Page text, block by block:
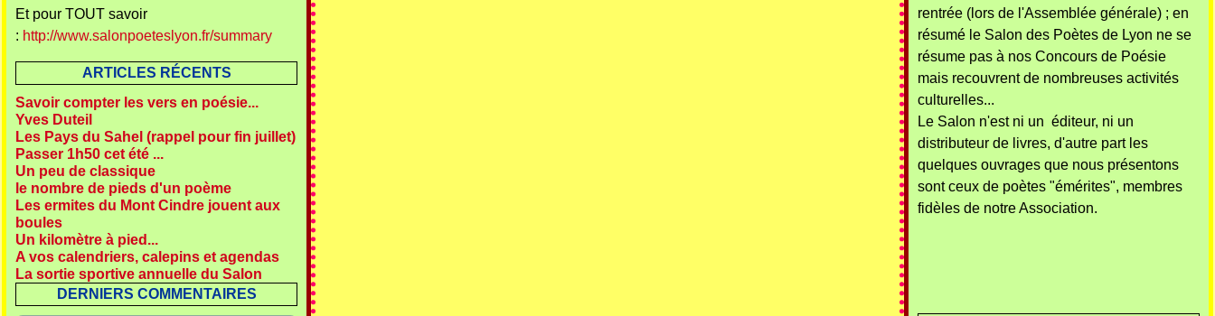
Et pour TOUT savoir
: http://www.salonpoeteslyon.fr/summary
ARTICLES RÉCENTS
Savoir compter les vers en poésie...
Yves Duteil
Les Pays du Sahel (rappel pour fin juillet)
Passer 1h50 cet été ...
Un peu de classique
le nombre de pieds d'un poème
Les ermites du Mont Cindre jouent aux
boules
Un kilomètre à pied...
A vos calendriers, calepins et agendas
La sortie sportive annuelle du Salon
DERNIERS COMMENTAIRES
rentrée (lors de l'Assemblée générale) ; en
résumé le Salon des Poètes de Lyon ne se
résume pas à nos Concours de Poésie
mais recouvrent de nombreuses activités
culturelles...
Le Salon n'est ni un éditeur, ni un
distributeur de livres, d'autre part les
quelques ouvrages que nous présentons
sont ceux de poètes "émérites", membres
fidèles de notre Association.